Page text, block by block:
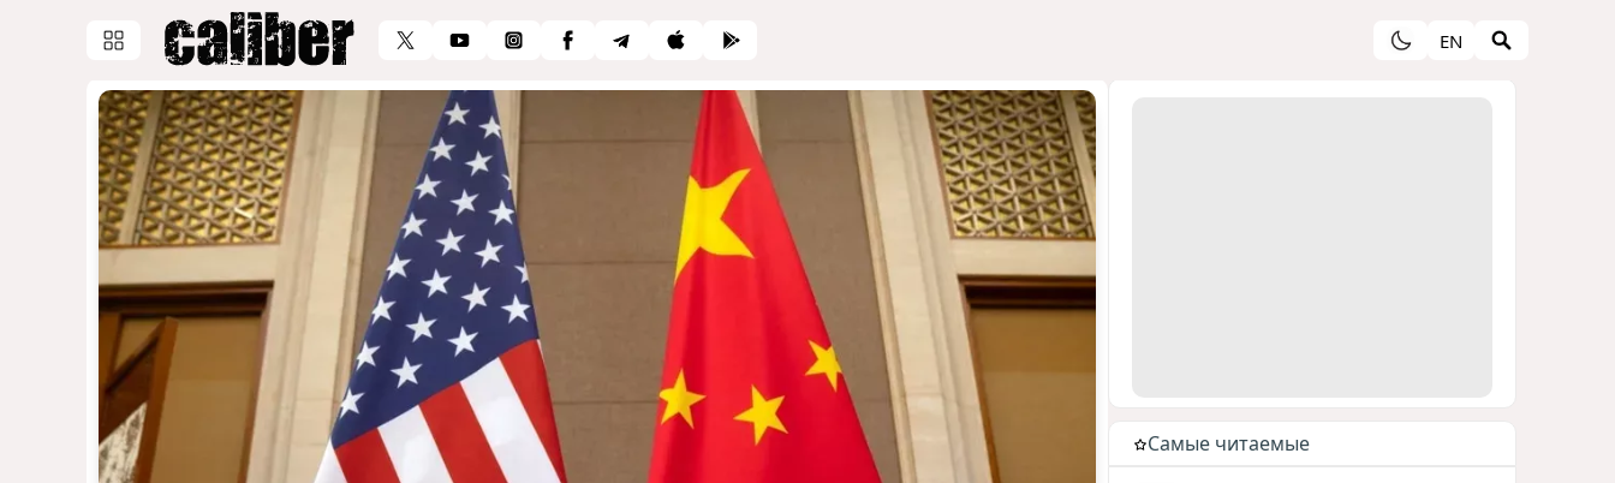
EN
Cамые читаемые